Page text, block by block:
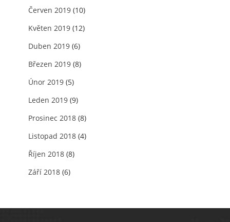
Červen 2019 (10)
Květen 2019 (12)
Duben 2019 (6)
Březen 2019 (8)
Únor 2019 (5)
Leden 2019 (9)
Prosinec 2018 (8)
Listopad 2018 (4)
Říjen 2018 (8)
Září 2018 (6)